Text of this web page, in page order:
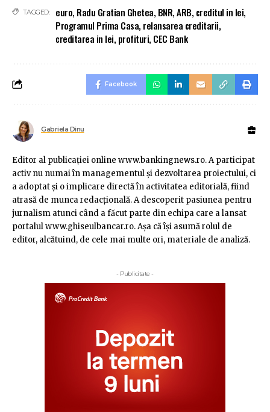
TAGGED: euro, Radu Gratian Ghetea, BNR,ARB, creditul in lei,
Programul Prima Casa, relansarea creditarii,
creditarea in lei, profituri, CEC Bank
Facebook
Gabriela Dinu
Editor al publicaţiei online www.bankingnews.ro. A participat
activ nu numai în managementul şi dezvoltarea proiectului, ci
a adoptat şi o implicare directă în activitatea editorială, fiind
atrasă de munca redacţională. A descoperit pasiunea pentru
jurnalism atunci când a făcut parte din echipa care a lansat
portalul www.ghiseulbancar.ro. Așa că îşi asumă rolul de
editor, alcătuind, de cele mai multe ori, materiale de analiză.
- Publicitate -